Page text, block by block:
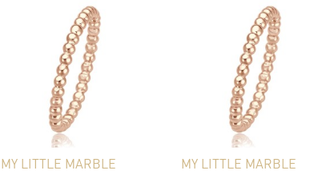
MY LITTLE MARBLE MY LITTLE MARBLE